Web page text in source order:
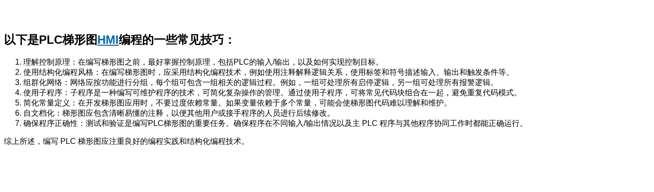
以下是PLC梯形图HMI编程的一些常见技巧：
理解控制原理：在编写梯形图之前，最好掌握控制原理，包括PLC的输入/输出，以及如何实现控制目标。
使用结构化编程风格：在编写梯形图时，应采用结构化编程技术，例如使用注释解释逻辑关系，使用标签和符号描述输入、输出和触发条件等。
组群化网络：网络应按功能进行分组，每个组可包含一组相关的逻辑过程。例如，一组可处理所有启停逻辑，另一组可处理所有报警逻辑。
使用子程序：子程序是一种编写可维护程序的技术，可简化复杂操作的管理。通过使用子程序，可将常见代码块组合在一起，避免重复代码模式。
简化常量定义：在开发梯形图应用时，不要过度依赖常量。如果变量依赖于多个常量，可能会使梯形图代码难以理解和维护。
自文档化：梯形图应包含清晰易懂的注释，以便其他用户或接手程序的人员进行后续修改。
确保程序正确性：测试和验证是编写PLC梯形图的重要任务。确保程序在不同输入/输出情况以及主 PLC 程序与其他程序协同工作时都能正确运行。
综上所述，编写 PLC 梯形图应注重良好的编程实践和结构化编程技术。